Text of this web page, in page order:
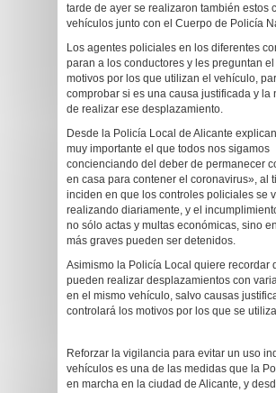
tarde de ayer se realizaron también estos
vehículos junto con el Cuerpo de Policía
Los agentes policiales en los diferentes
paran a los conductores y les preguntan
motivos por los que utilizan el vehículo,
comprobar si es una causa justificada y la
de realizar ese desplazamiento.
Desde la Policía Local de Alicante
muy importante el que todos nos sigamos
concienciando del deber de permanecer
en casa para contener el coronavirus», al
inciden en que los controles policiales se
realizando diariamente, y el
no sólo actas y multas económicas, sino
más graves pueden ser detenidos.
Asimismo la Policía Local quiere recordar
pueden realizar desplazamientos con
en el mismo vehículo, salvo causas
controlará los motivos por los que se
Reforzar la vigilancia para evitar un uso
vehículos es una de las medidas que la
en marcha en la ciudad de Alicante, y